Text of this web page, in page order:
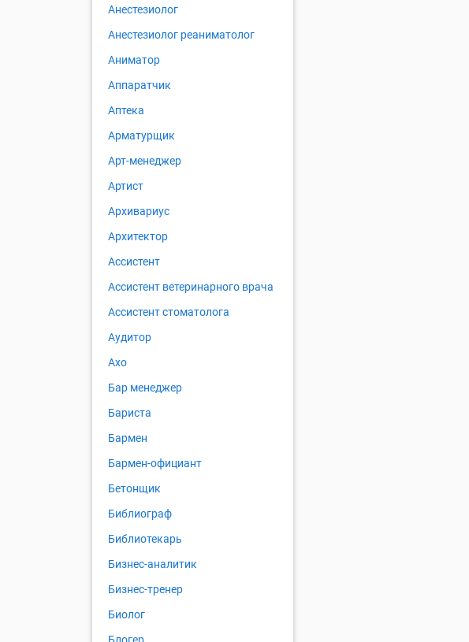
Анестезиолог
Анестезиолог реаниматолог
Аниматор
Аппаратчик
Аптека
Арматурщик
Арт-менеджер
Артист
Архивариус
Архитектор
Ассистент
Ассистент ветеринарного врача
Ассистент стоматолога
Аудитор
Ахо
Бар менеджер
Бариста
Бармен
Бармен-официант
Бетонщик
Библиограф
Библиотекарь
Бизнес-аналитик
Бизнес-тренер
Биолог